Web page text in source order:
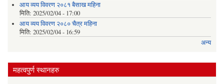
आय व्यय विवरण २०८१ बैसाख महिना
मिति: 2025/02/04 - 17:00
आय व्यय विवरण २०८० चैत्र महिना
मिति: 2025/02/04 - 16:59
अन्य
महत्वपुर्ण स्थानहरु